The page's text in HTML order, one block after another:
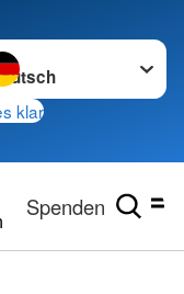
wechseln zu
klar
Spenden